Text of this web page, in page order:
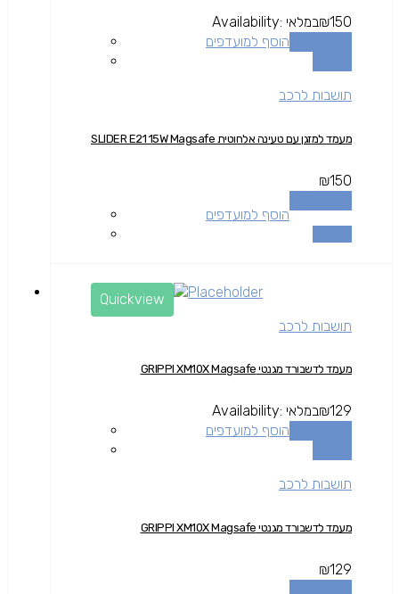
₪150
Availability: במלאי
הוסף למועדפים
תושבות לרכב
מעמד למזגן עם טעינה אלחוטית SLIDER E21 15W Magsafe
₪150
הוסף למועדפים
Quickview
תושבות לרכב
מעמד לדשבורד מגנטי GRIPPI XM10X Magsafe
₪129
Availability: במלאי
הוסף למועדפים
תושבות לרכב
מעמד לדשבורד מגנטי GRIPPI XM10X Magsafe
₪129